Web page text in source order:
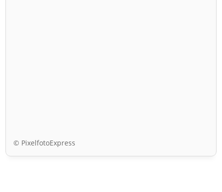
© PixelfotoExpress